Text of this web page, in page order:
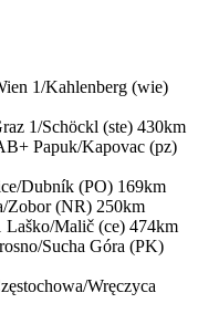
1/Kahlenberg (wie)
1/Schöckl (ste) 430km
Papuk/Kapovac (pz)
Dubník (PO) 169km
Zobor (NR) 250km
Malič (ce) 474km
Sucha Góra (PK)
Wręczyca